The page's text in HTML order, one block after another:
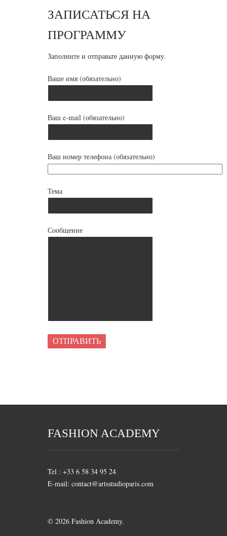
ЗАПИСАТЬСЯ НА
ПРОГРАММУ
Заполните и отправьте данную форму.
Ваше имя (обязательно)
Ваш e-mail (обязательно)
Ваш номер телефона (обязательно)
Тема
Сообщение
FASHION ACADEMY
Tel : +33 6 58 34 95 24
E-mail: contact@artsstudioparis.com
© 2026 Fashion Academy.